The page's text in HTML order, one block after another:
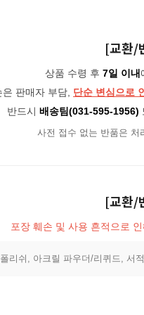
[교환/
상품 수령 후 7일 이내
판매자 부담, 단순 변심으로
반드시 배송팀(031-595-1956)
사전 접수 없는 반품은 처
[교환/
포장 훼손 및 사용 흔적으로 인
리쉬, 아크릴 파우더/리퀴드, 서